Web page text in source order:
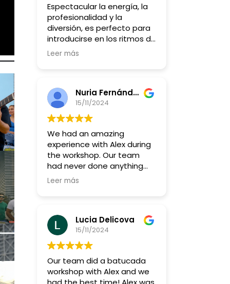
Espectacular la energía, la
profesionalidad y la
diversión, es perfecto para
introducirse en los ritmos de
batucada y querer más y
Leer más
Nuria Fernández Giacometti
15/11/2024
We had an amazing
experience with Alex during
the workshop. Our team
had never done anything
like this before, but Alex
What really stood out was
how he got us all to really
listen to each other—it was
a great way to build
teamwork and connect in a
Leer más
Lucia Delicova
15/11/2024
Our team did a batucada
workshop with Alex and we